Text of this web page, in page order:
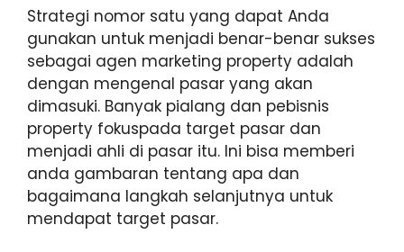
Strategi nomor satu yang dapat Anda
gunakan untuk menjadi benar-benar sukses
sebagai agen marketing property adalah
dengan mengenal pasar yang akan
dimasuki. Banyak pialang dan pebisnis
property fokuspada target pasar dan
menjadi ahli di pasar itu. Ini bisa memberi
anda gambaran tentang apa dan
bagaimana langkah selanjutnya untuk
mendapat target pasar.